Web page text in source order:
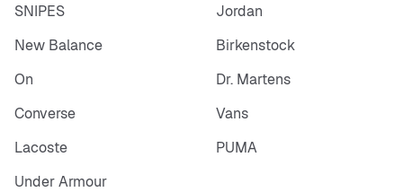
SNIPES
Jordan
New Balance
Birkenstock
On
Dr. Martens
Converse
Vans
Lacoste
PUMA
Under Armour